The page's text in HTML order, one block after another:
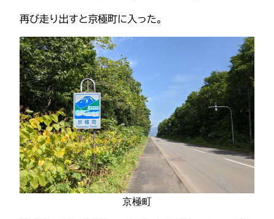
再び走り出すと京極町に入った。
京極町